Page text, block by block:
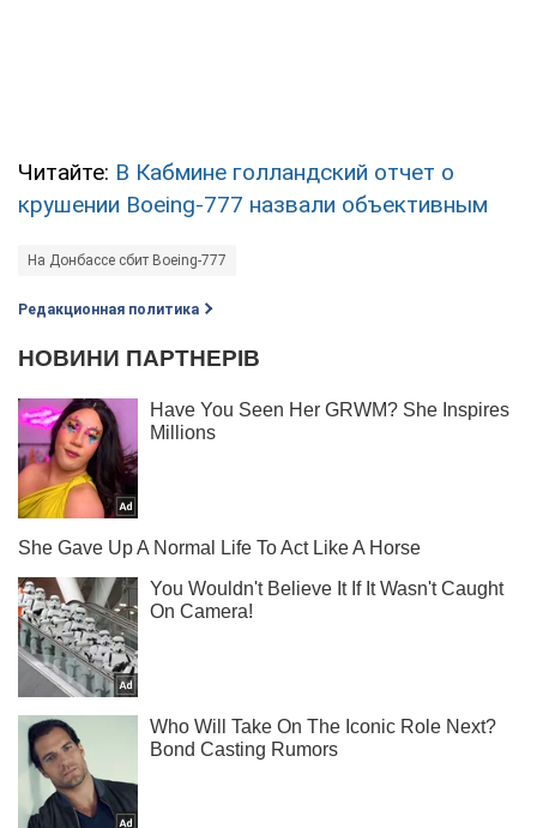
Читайте: В Кабмине голландский отчет о
крушении Boeing-777 назвали объективным
На Донбассе сбит Boeing-777
Редакционная политика